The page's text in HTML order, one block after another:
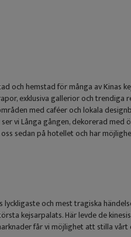
och hemstad för många av Kinas
exklusiva gallerior och trendiga
med caféer och lokala
vi Långa gången, dekorerad med
sedan på hotellet och har
och mest tragiska
kejsarpalats. Här levde de
får vi möjlighet att stilla